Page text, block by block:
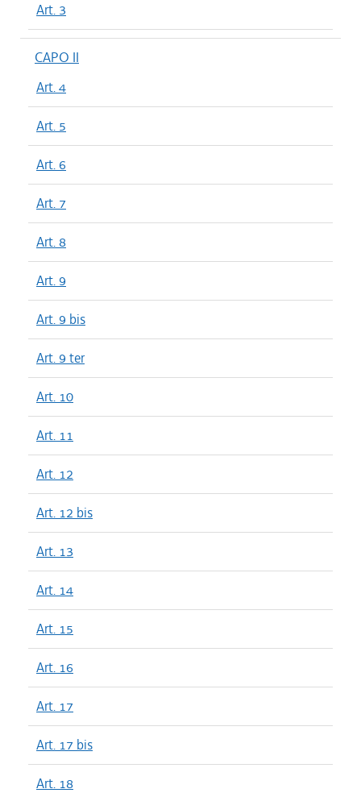
Art. 3
CAPO II
Art. 4
Art. 5
Art. 6
Art. 7
Art. 8
Art. 9
Art. 9 bis
Art. 9 ter
Art. 10
Art. 11
Art. 12
Art. 12 bis
Art. 13
Art. 14
Art. 15
Art. 16
Art. 17
Art. 17 bis
Art. 18